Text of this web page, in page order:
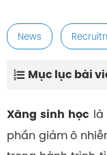
News
Mục lục bài
Xăng sinh học là
phần giảm ô